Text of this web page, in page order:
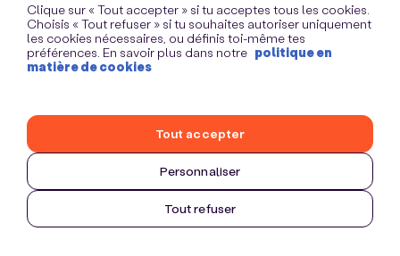
Clique sur « Tout accepter » si tu acceptes tous les cookies.
Choisis « Tout refuser » si tu souhaites autoriser uniquement
les cookies nécessaires, ou définis toi-même tes
préférences. En savoir plus dans notre politique en
matière de cookies
Personnaliser
Tout refuser
Tout accepter